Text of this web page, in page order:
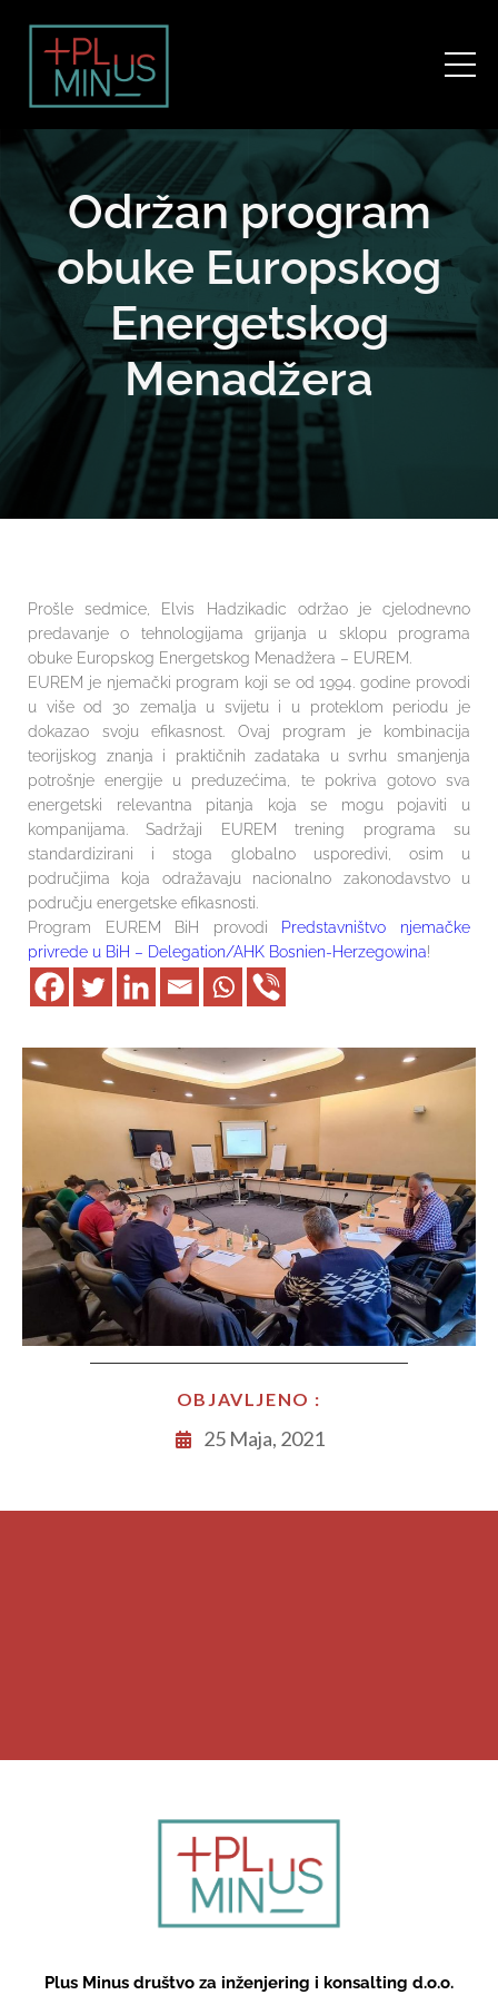
Održan program
obuke Europskog
Energetskog
Menadžera
OBJAVLJENO :
25 Maja, 2021
Prošle sedmice, Elvis Hadzikadic održao je cjelodnevno
predavanje o tehnologijama grijanja u sklopu programa
obuke Europskog Energetskog Menadžera – EUREM.
EUREM je njemački program koji se od 1994. godine provodi
u više od 30 zemalja u svijetu i u proteklom periodu je
dokazao svoju efikasnost. Ovaj program je kombinacija
teorijskog znanja i praktičnih zadataka u svrhu smanjenja
potrošnje energije u preduzećima, te pokriva gotovo sva
energetski relevantna pitanja koja se mogu pojaviti u
kompanijama. Sadržaji EUREM trening programa su
standardizirani i stoga globalno usporedivi, osim u
područjima koja odražavaju nacionalno zakonodavstvo u
području energetske efikasnosti.
Program EUREM BiH provodi Predstavništvo njemačke
privrede u BiH – Delegation/AHK Bosnien-Herzegowina!
Plus Minus društvo za inženjering i konsalting d.o.o.